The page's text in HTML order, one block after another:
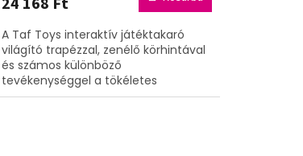
N
E
S
A Taf Toys interaktív játéktakaró
világító trapézzal, zenélő körhintával
és számos különböző
tevékenységgel a tökéletes
érzékszervi játszótér a babák